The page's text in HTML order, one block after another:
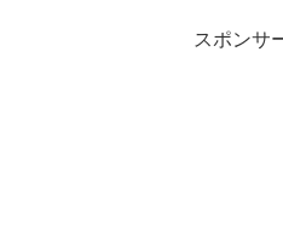
スポンサ